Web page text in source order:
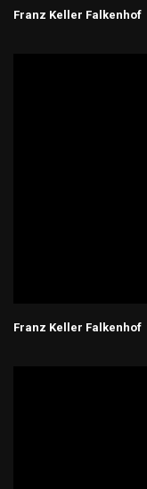
Franz Keller Falkenhof
Franz Keller Falkenhof